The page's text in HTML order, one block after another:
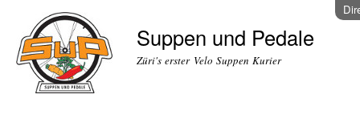
Suppen und Pedale
Züri's erster Velo Suppen Kurier